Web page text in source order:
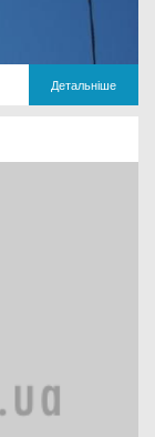
Детальніше